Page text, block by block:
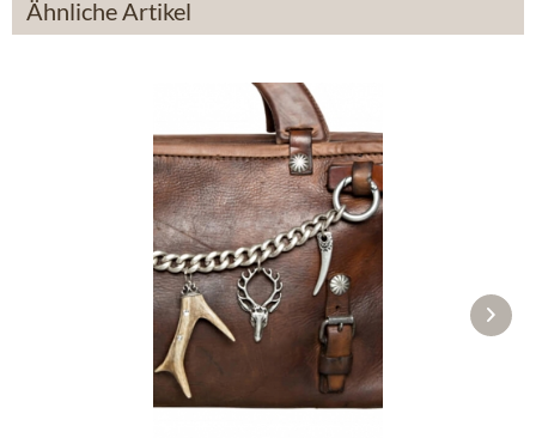
Ähnliche Artikel